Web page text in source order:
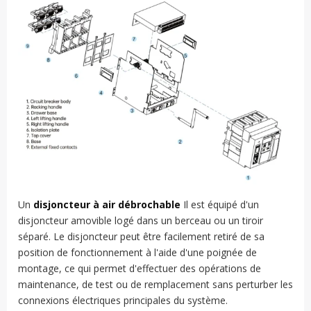
Un disjoncteur à air débrochable Il est équipé d'un
disjoncteur amovible logé dans un berceau ou un tiroir
séparé. Le disjoncteur peut être facilement retiré de sa
position de fonctionnement à l'aide d'une poignée de
montage, ce qui permet d'effectuer des opérations de
maintenance, de test ou de remplacement sans perturber les
connexions électriques principales du système.